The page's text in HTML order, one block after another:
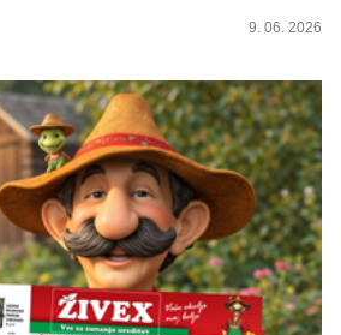
9. 06. 2026